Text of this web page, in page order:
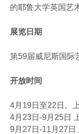
的耶鲁大学英国艺
展览日期
第59届威尼斯国际
开放时间
4月19日至22日。
4月23日-9月25日
9月27日-11月27日